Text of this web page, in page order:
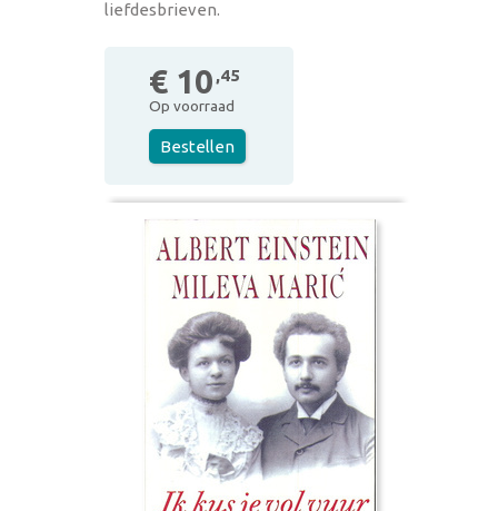
liefdesbrieven.
€ 10 ,45
Op voorraad
Bestellen